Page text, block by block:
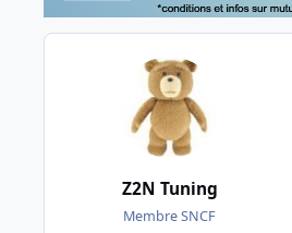
Z2N Tuning
Membre SNCF